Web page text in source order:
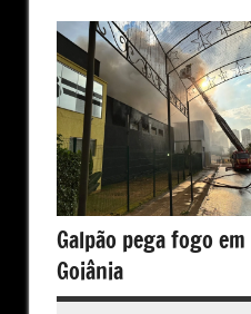
Galpão pega fogo em
Goiânia